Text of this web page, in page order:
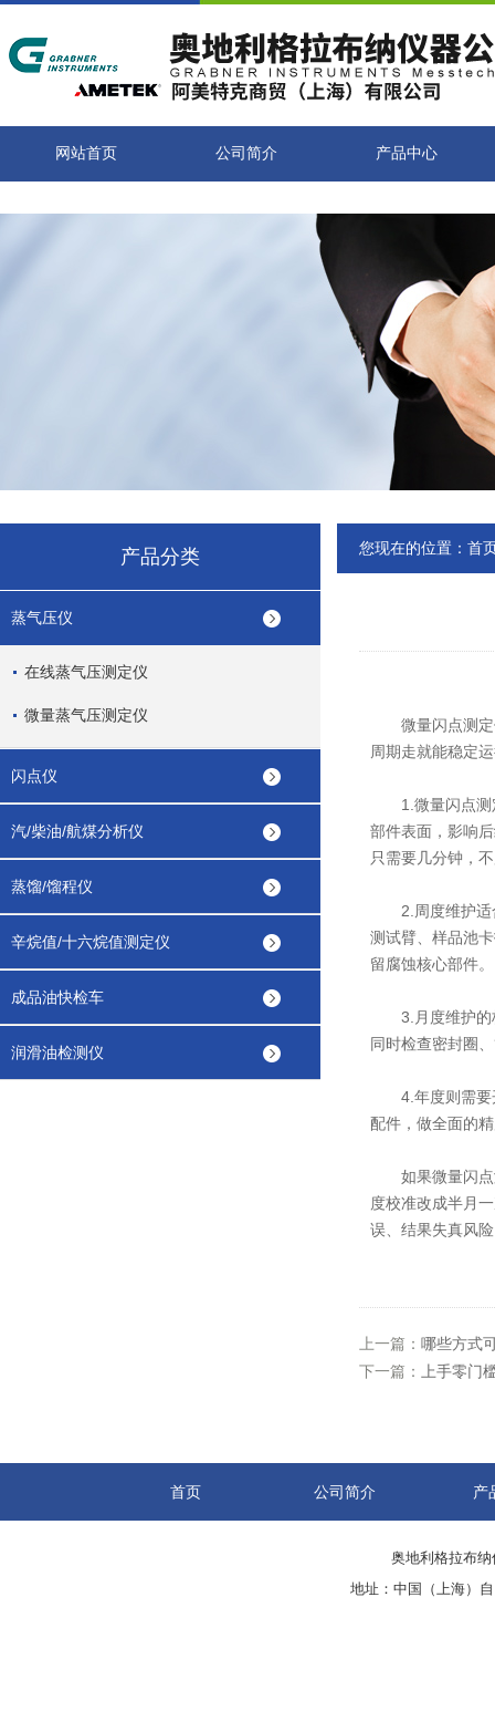
网站首页 公司简介 产品中心
产品分类
蒸气压仪
在线蒸气压测定仪
微量蒸气压测定仪
闪点仪
汽/柴油/航煤分析仪
蒸馏/馏程仪
辛烷值/十六烷值测定仪
成品油快检车
润滑油检测仪
您现在的位置： 首
微量闪点测定
周期走就能稳定
1.微量闪点测定
部件表面，影响
只需要几分钟，
2.周度维护适合
测试臂、样品池
留腐蚀核心部件。
3.月度维护的核
同时检查密封圈
4.年度则需要开
配件，做全面的
如果微量闪点
度校准改成半月
误、结果失真风
上一篇： 哪些方式
下一篇：
上手零门
首页 公司简介 产
奥地利格拉布
地址：中国（上海）